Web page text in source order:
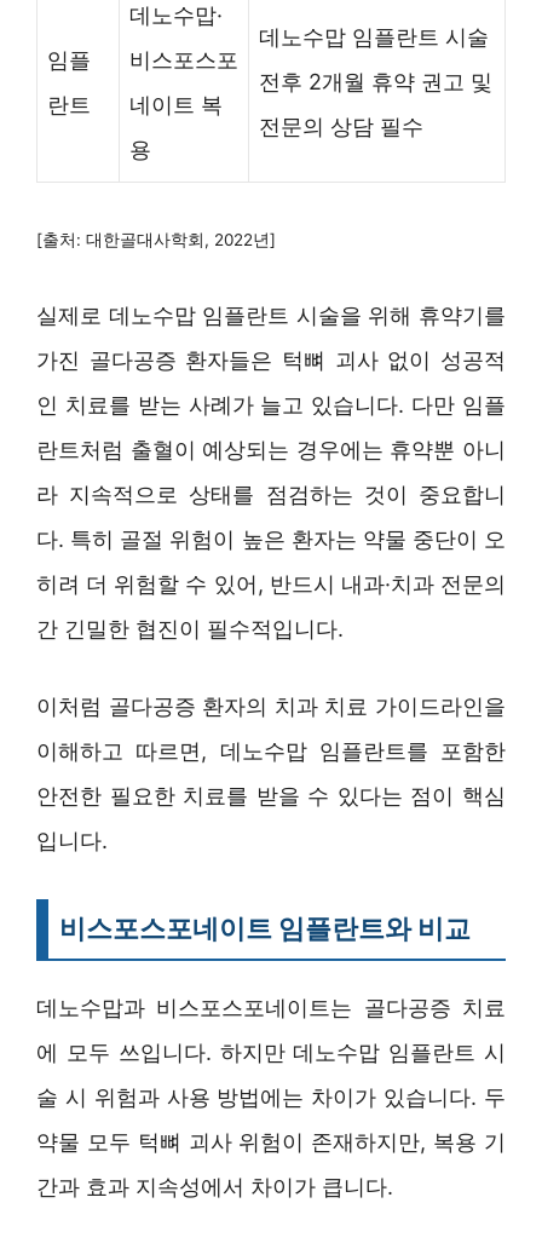
임플
란트
데노수맙·
비스포스포
네이트 복
용
데노수맙 임플란트 시술
전후 2개월 휴약 권고 및
전문의 상담 필수
[출처: 대한골대사학회, 2022년]
실제로 데노수맙 임플란트 시술을 위해 휴약기를
가진 골다공증 환자들은 턱뼈 괴사 없이 성공적
인 치료를 받는 사례가 늘고 있습니다. 다만 임플
란트처럼 출혈이 예상되는 경우에는 휴약뿐 아니
라 지속적으로 상태를 점검하는 것이 중요합니
다. 특히 골절 위험이 높은 환자는 약물 중단이 오
히려 더 위험할 수 있어, 반드시 내과·치과 전문의
간 긴밀한 협진이 필수적입니다.
이처럼 골다공증 환자의 치과 치료 가이드라인을
이해하고 따르면, 데노수맙 임플란트를 포함한
안전한 필요한 치료를 받을 수 있다는 점이 핵심
입니다.
비스포스포네이트 임플란트와 비교
데노수맙과 비스포스포네이트는 골다공증 치료
에 모두 쓰입니다. 하지만 데노수맙 임플란트 시
술 시 위험과 사용 방법에는 차이가 있습니다. 두
약물 모두 턱뼈 괴사 위험이 존재하지만, 복용 기
간과 효과 지속성에서 차이가 큽니다.